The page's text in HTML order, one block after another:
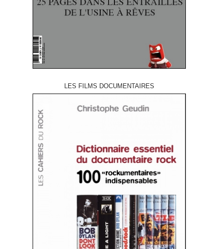
LES FILMS DOCUMENTAIRES